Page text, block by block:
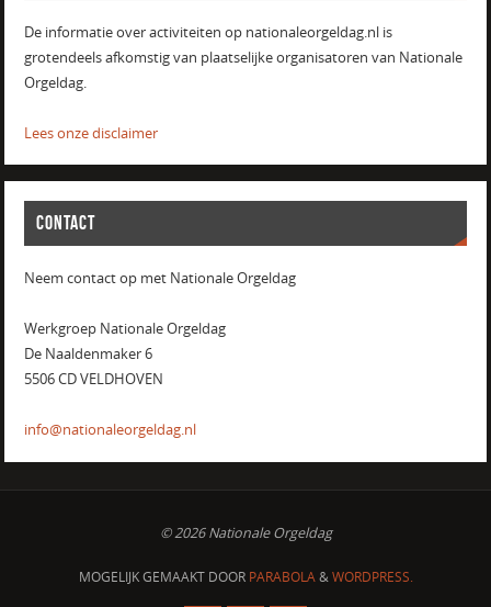
De informatie over activiteiten op nationaleorgeldag.nl is
grotendeels afkomstig van plaatselijke organisatoren van Nationale
Orgeldag.
Lees onze disclaimer
CONTACT
Neem contact op met Nationale Orgeldag
Werkgroep Nationale Orgeldag
De Naaldenmaker 6
5506 CD VELDHOVEN
info@nationaleorgeldag.nl
© 2026 Nationale Orgeldag
MOGELIJK GEMAAKT DOOR PARABOLA&WORDPRESS.